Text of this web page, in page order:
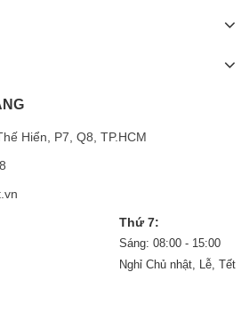
Hiển, P7, Q8, TP.HCM
Thứ 7:
Sáng: 08:00 - 15:00
Nghỉ Chủ nhật, Lễ, Tết